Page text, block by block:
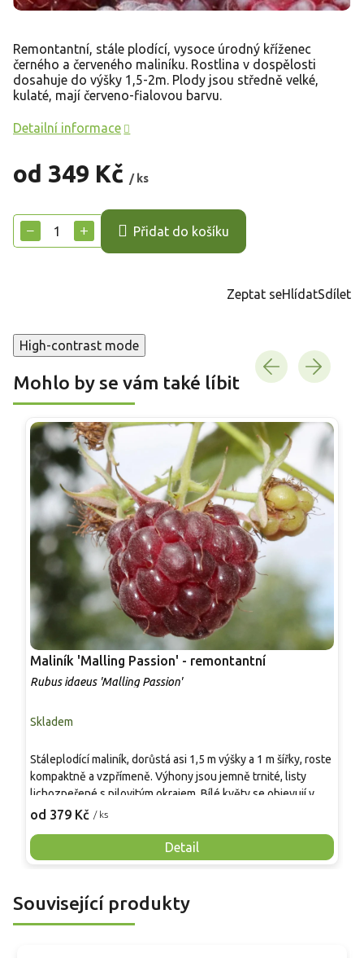
od 349 Kč / ks
cena:
+
− Přidat do košíku
Remontantní, stále plodící, vysoce úrodný kříženec
černého a červeného maliníku. Rostlina v dospělosti
dosahuje do výšky 1,5-2m. Plody jsou středně velké,
kulaté, mají červeno-fialovou barvu.
Detailní informace
Zeptat seHlídatSdílet
High-contrast mode
Mohlo by se vám také líbit
Maliník 'Malling Passion' - remontantní
Rubus idaeus 'Malling Passion'
Skladem
od 379 Kč / ks
Detail
Stáleplodící maliník, dorůstá asi 1,5 m výšky a 1 m šířky, roste
kompaktně a vzpřímeně. Výhony jsou jemně trnité, listy
lichozpeřené s pilovitým okrajem. Bílé květy se objevují v
květnu až červnu. Plody jsou velké, kulovité až lehce
jemným kořenitým tónem. Zrají od června do září, vhodné k
přímé konzumaci i ke zpracování.
Související produkty